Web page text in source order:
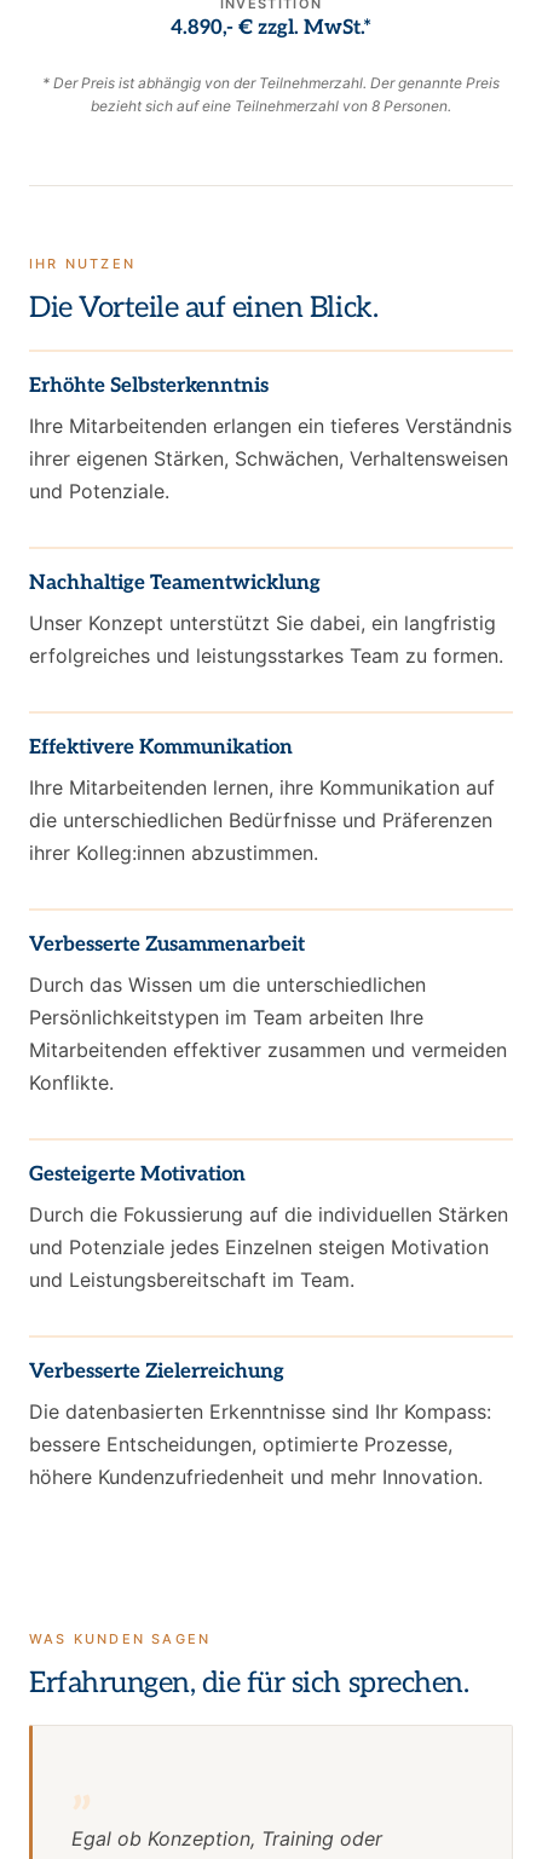
INVESTITION
4.890,- € zzgl. MwSt.*
* Der Preis ist abhängig von der Teilnehmerzahl. Der genannte Preis
bezieht sich auf eine Teilnehmerzahl von 8 Personen.
IHR NUTZEN
Die Vorteile auf einen Blick.
Erhöhte Selbsterkenntnis
Ihre Mitarbeitenden erlangen ein tieferes Verständnis
ihrer eigenen Stärken, Schwächen, Verhaltensweisen
und Potenziale.
Nachhaltige Teamentwicklung
Unser Konzept unterstützt Sie dabei, ein langfristig
erfolgreiches und leistungsstarkes Team zu formen.
Effektivere Kommunikation
Ihre Mitarbeitenden lernen, ihre Kommunikation auf
die unterschiedlichen Bedürfnisse und Präferenzen
ihrer Kolleg:innen abzustimmen.
Verbesserte Zusammenarbeit
Durch das Wissen um die unterschiedlichen
Persönlichkeitstypen im Team arbeiten Ihre
Mitarbeitenden effektiver zusammen und vermeiden
Konflikte.
Gesteigerte Motivation
Durch die Fokussierung auf die individuellen Stärken
und Potenziale jedes Einzelnen steigen Motivation
und Leistungsbereitschaft im Team.
Verbesserte Zielerreichung
Die datenbasierten Erkenntnisse sind Ihr Kompass:
bessere Entscheidungen, optimierte Prozesse,
höhere Kundenzufriedenheit und mehr Innovation.
WAS KUNDEN SAGEN
Erfahrungen, die für sich sprechen.
„
Egal ob Konzeption, Training oder